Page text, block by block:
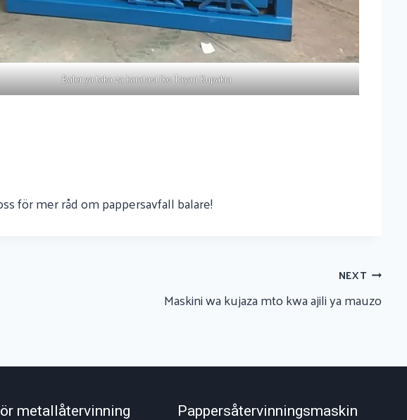
Baler ya taka za karatasi Iko Tayari Kupakia
för mer råd om pappersavfall balare!
NEXT
Maskini wa kujaza mto kwa ajili ya mauzo
metallåtervinning Pappersåtervinningsmaskin